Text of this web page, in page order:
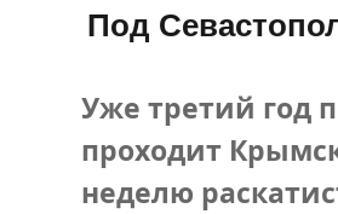
Под
Уже третий год
проходит
неделю